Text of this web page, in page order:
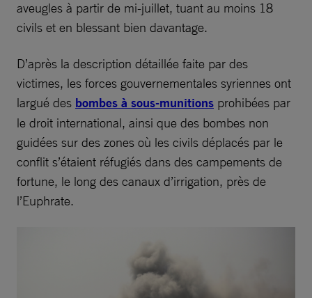
aveugles à partir de mi-juillet, tuant au moins 18
civils et en blessant bien davantage.
D’après la description détaillée faite par des
victimes, les forces gouvernementales syriennes ont
largué des bombes à sous-munitions prohibées par
le droit international, ainsi que des bombes non
guidées sur des zones où les civils déplacés par le
conflit s’étaient réfugiés dans des campements de
fortune, le long des canaux d’irrigation, près de
l’Euphrate.